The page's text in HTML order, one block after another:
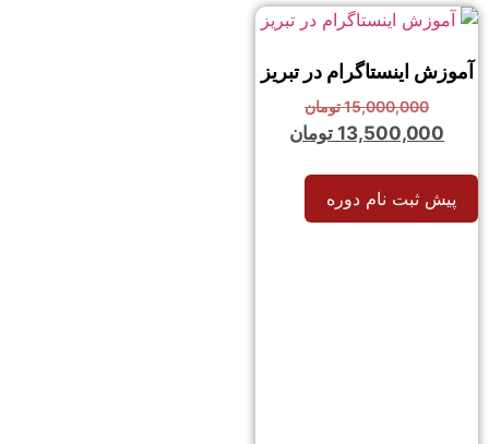
آموزش اینستاگرام در تبریز
15,000,000تومان
13,500,000 تومان
پیش ثبت نام دوره